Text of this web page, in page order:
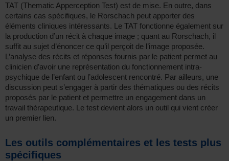
TAT (Thematic Apperception Test) est de mise. En outre, dans
certains cas spécifiques, le Rorschach peut apporter des
éléments cliniques intéressants. Le TAT fonctionne également sur
la production d’un récit à chaque image ; quant au Rorschach, il
suffit au sujet d’énoncer ce qu’il perçoit de l’image proposée.
L’analyse des récits et réponses fournis par le patient permet au
clinicien d’avoir une représentation du fonctionnement intra-
psychique de l’enfant ou l’adolescent rencontré. Par ailleurs, une
discussion peut s’engager à partir des thématiques ou des récits
proposés par le patient et permettre un engagement dans un
travail thérapeutique. Le test devient alors un outil qui vient créer
un premier lien.
Les outils complémentaires et les tests plus
spécifiques